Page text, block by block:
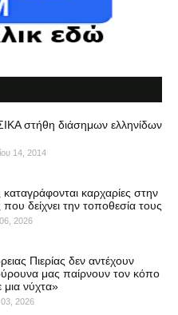
στήθη διάσημων ελληνίδων
14, 2014
καρχαρίες στην
δείχνει την τοποθεσία τους
2026
Πιερίας δεν αντέχουν
μας παίρνουν τον κόπο
μια νύχτα»
2026